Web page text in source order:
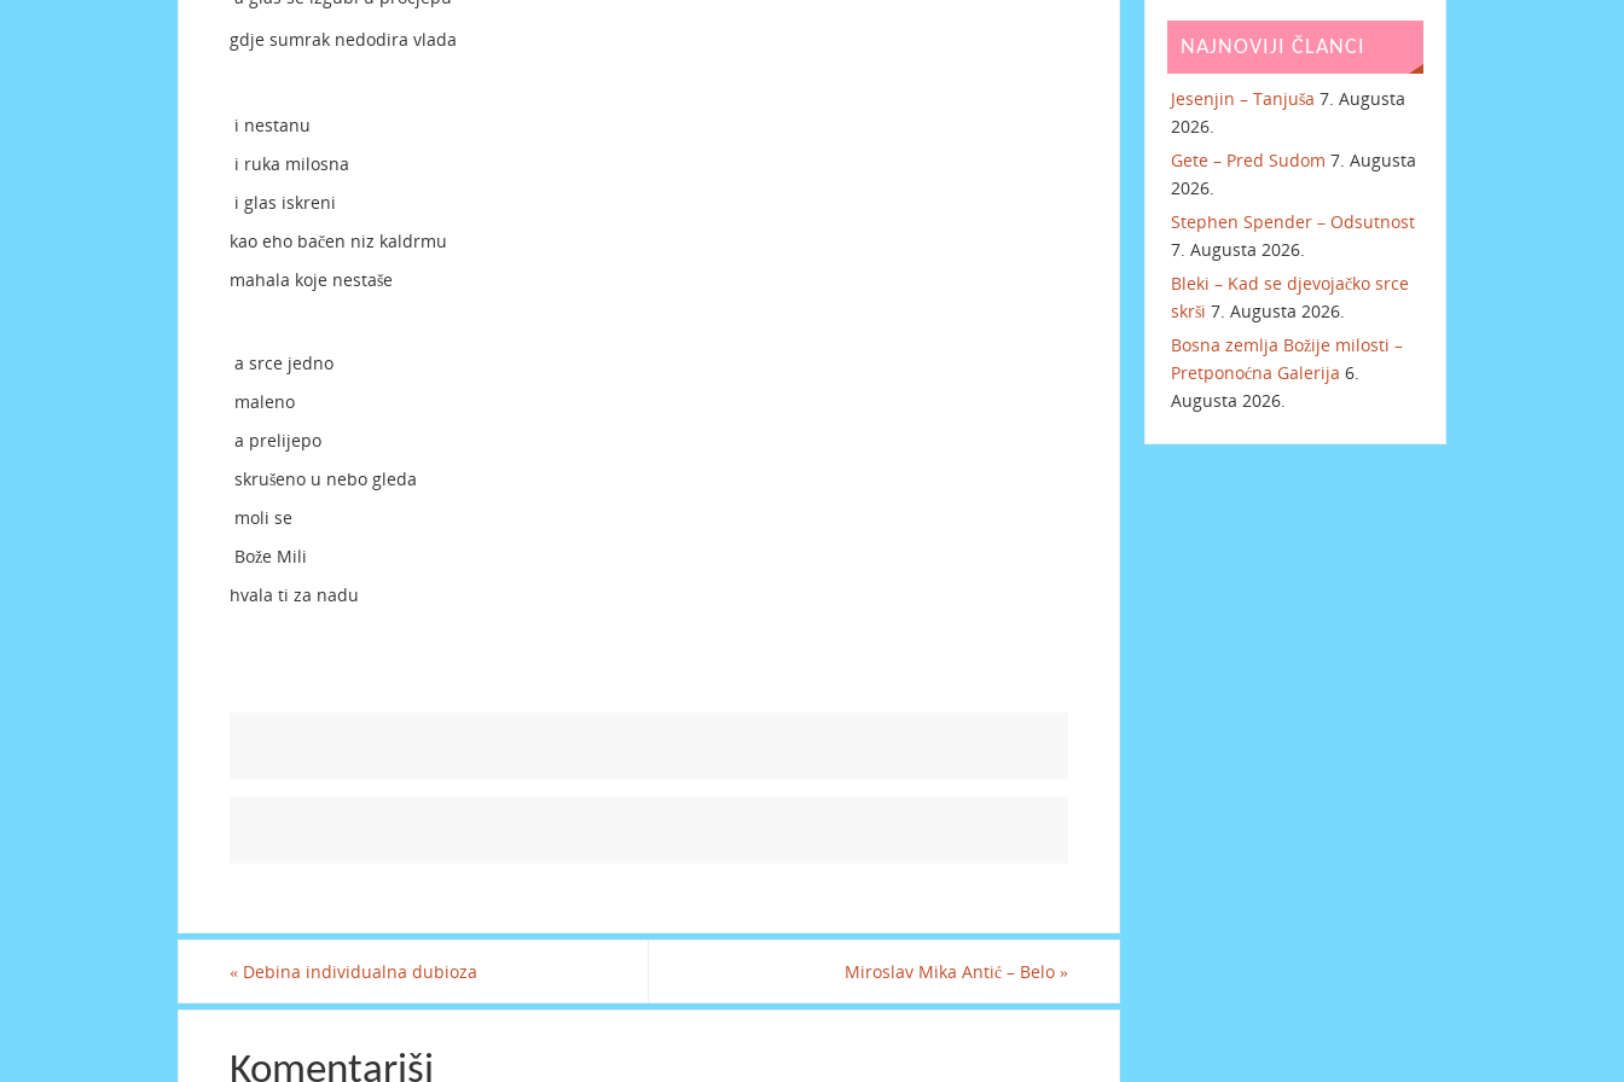
gdje sumrak nedodira vlada
i nestanu
i ruka milosna
i glas iskreni
kao eho bačen niz kaldrmu
mahala koje nestaše
a srce jedno
maleno
a prelijepo
skrušeno u nebo gleda
moli se
Bože Mili
hvala ti za nadu
« Debina individualna dubioza Miroslav Mika Antić – Belo »
Komentariši
NAJNOVIJI ČLANCI
Jesenjin – Tanjuša 7. Augusta
2026.
Gete – Pred Sudom 7. Augusta
2026.
Stephen Spender – Odsutnost
7. Augusta 2026.
Bleki – Kad se djevojačko srce
skrši 7. Augusta 2026.
Bosna zemlja Božije milosti –
Pretponoćna Galerija 6.
Augusta 2026.